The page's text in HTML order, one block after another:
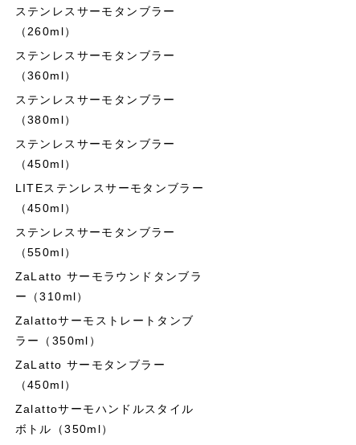
ステンレスサーモタンブラー
（260ml）
ステンレスサーモタンブラー
（360ml）
ステンレスサーモタンブラー
（380ml）
ステンレスサーモタンブラー
（450ml）
LITEステンレスサーモタンブラー
（450ml）
ステンレスサーモタンブラー
（550ml）
ZaLatto サーモラウンドタンブラ
ー（310ml）
Zalattoサーモストレートタンブ
ラー（350ml）
ZaLatto サーモタンブラー
（450ml）
Zalattoサーモハンドルスタイル
ボトル（350ml）